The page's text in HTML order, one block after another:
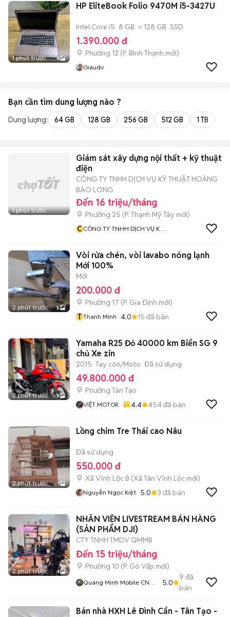
1 phút trước 4
HP EliteBook Folio 9470M i5-3427U
Intel Core i5 8 GB < 128 GB SSD
1.390.000 đ
Phường 12 (P. Bình Thạnh mới)
Giaudv
Bạn cần tìm dung lượng nào ?
Dung lượng: 64 GB 128 GB 256 GB 512 GB 1 TB
1 phút trước
Giám sát xây dựng nội thất + kỹ thuật
điện
CÔNG TY TNHH DỊCH VỤ KỸ THUẬT HOÀNG
BẢO LONG
Đến 16 triệu/tháng
Phường 25 (P. Thạnh Mỹ Tây mới)
CCÔNG TY TNHH DỊCH VỤ KỸ
2 phút trước 5
Vòi rửa chén, vòi lavabo nóng lạnh
Mới 100%
Mới
200.000 đ
Phường 17 (P. Gia Định mới)
T Thanh Minh 4.0 15 đã bán
2 phút trước 9
Yamaha R25 Đỏ 40000 km Biển SG 9
chủ Xe zin
2015 Tay côn/Moto Đã sử dụng
49.800.000 đ
Phường Tân Tạo
VIỆT MOTOR 4.4 454đã bán
2 phút trước 1
Lồng chim Tre Thái cao Nâu
Đã sử dụng
550.000 đ
Xã Vĩnh Lộc B (Xã Tân Vĩnh Lộc mới)
Nguyễn Ngọc Kiệt 5.0 3 đã bán
2 phút trước 4
NHÂN VIÊN LIVESTREAM BÁN HÀNG
(SẢN PHẨM DJI)
CTY TNHH TMDV QMMB
Đến 15 triệu/tháng
Phường 10 (P. Gò Vấp mới)
Quang Minh Mobile CN
5.0
9 đã
bán
Bán nhà HXH Lê Đình Cẩn - Tân Tạo -